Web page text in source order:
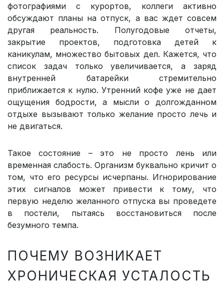
фотографиями с курортов, коллеги активно
обсуждают планы на отпуск, а вас ждет совсем
другая реальность. Полугодовые отчеты,
закрытие проектов, подготовка детей к
каникулам, множество бытовых дел. Кажется, что
список задач только увеличивается, а заряд
внутренней батарейки стремительно
приближается к нулю. Утренний кофе уже не дает
ощущения бодрости, а мысли о долгожданном
отдыхе вызывают только желание просто лечь и
не двигаться.
Такое состояние – это не просто лень или
временная слабость. Организм буквально кричит о
том, что его ресурсы исчерпаны. Игнорирование
этих сигналов может привести к тому, что
первую неделю желанного отпуска вы проведете
в постели, пытаясь восстановиться после
безумного темпа.
ПОЧЕМУ ВОЗНИКАЕТ
ХРОНИЧЕСКАЯ УСТАЛОСТЬ